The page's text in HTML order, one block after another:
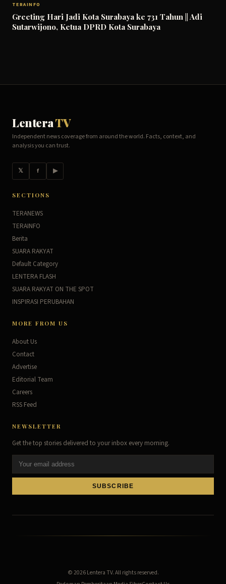
TERAINFO
Greeting Hari Jadi Kota Surabaya ke 731 Tahun || Adi
Sutarwijono, Ketua DPRD Kota Surabaya
LenteraTV
Independent news coverage from around the world. Facts, context, and
analysis you can trust.
𝕏 f ▶
SECTIONS
TERANEWS
TERAINFO
Berita
SUARA RAKYAT
Default Category
LENTERA FLASH
SUARA RAKYAT ON THE SPOT
INSPIRASI PERUBAHAN
MORE FROM US
About Us
Contact
Advertise
Editorial Team
Careers
RSS Feed
NEWSLETTER
Get the top stories delivered to your inbox every morning.
SUBSCRIBE
© 2026Lentera TV. All rights reserved.